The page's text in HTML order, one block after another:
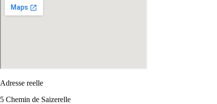
Adresse reelle
5 Chemin de Saizerelle